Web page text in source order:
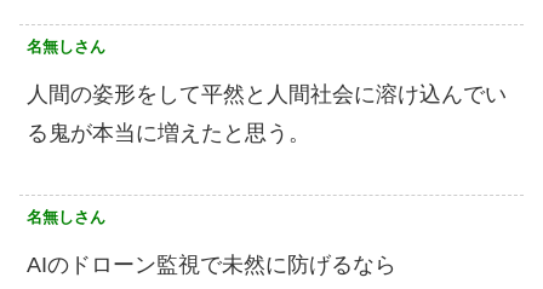
名無しさん
人間の姿形をして平然と人間社会に溶け込んでい
る鬼が本当に増えたと思う。
名無しさん
AIのドローン監視で未然に防げるなら